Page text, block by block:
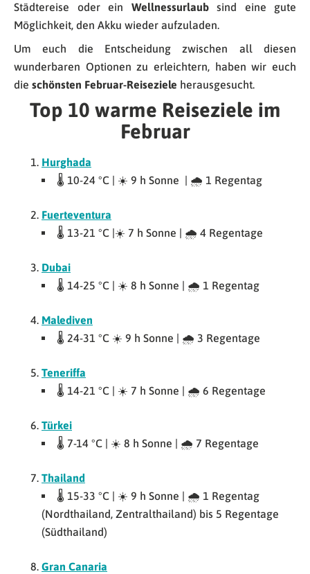
Städtereise oder ein Wellnessurlaubsind eine gute
Möglichkeit, den Akku wieder aufzuladen.
Um euch die Entscheidung zwischen all diesen
wunderbaren Optionen zu erleichtern, haben wir euch
die schönsten Februar-Reiseziele herausgesucht.
Top 10 warme Reiseziele im
Februar
Hurghada
🌡 10-24 °C | ☀️ 9 h Sonne | 🌧 1 Regentag
Fuerteventura
🌡 13-21 °C |☀️ 7 h Sonne | 🌧 4 Regentage
Dubai
🌡 14-25 °C | ☀️ 8 h Sonne | 🌧 1 Regentag
Malediven
🌡 24-31 °C ☀️ 9 h Sonne | 🌧 3 Regentage
Teneriffa
🌡 14-21 °C | ☀️ 7 h Sonne | 🌧 6 Regentage
Türkei
🌡 7-14 °C | ☀️ 8 h Sonne | 🌧 7 Regentage
Thailand
🌡 15-33 °C | ☀️ 9 h Sonne | 🌧 1 Regentag
(Nordthailand, Zentralthailand) bis 5 Regentage
(Südthailand)
Gran Canaria